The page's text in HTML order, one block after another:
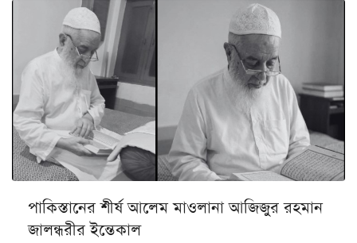
পাকিস্তানের শীর্ষ আলেম মাওলানা আজিজুর রহমান
জালন্ধরীর ইন্তেকাল